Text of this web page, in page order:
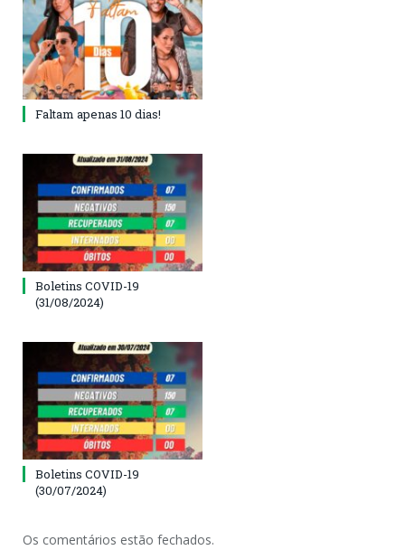
Faltam apenas 10 dias!
Boletins COVID-19
(31/08/2024)
Boletins COVID-19
(30/07/2024)
Os comentários estão fechados.